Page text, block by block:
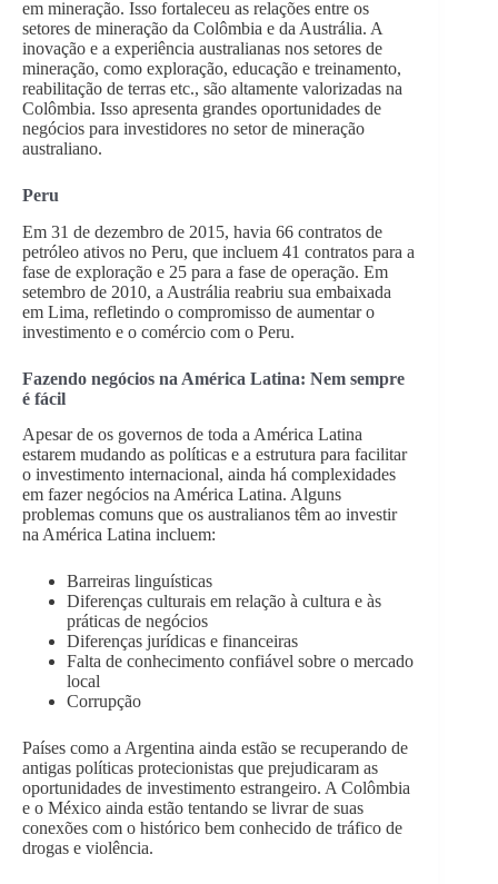
em mineração. Isso fortaleceu as relações entre os
setores de mineração da Colômbia e da Austrália. A
inovação e a experiência australianas nos setores de
mineração, como exploração, educação e treinamento,
reabilitação de terras etc., são altamente valorizadas na
Colômbia. Isso apresenta grandes oportunidades de
negócios para investidores no setor de mineração
australiano.
Peru
Em 31 de dezembro de 2015, havia 66 contratos de
petróleo ativos no Peru, que incluem 41 contratos para a
fase de exploração e 25 para a fase de operação. Em
setembro de 2010, a Austrália reabriu sua embaixada
em Lima, refletindo o compromisso de aumentar o
investimento e o comércio com o Peru.
Fazendo negócios na América Latina: Nem sempre
é fácil
Apesar de os governos de toda a América Latina
estarem mudando as políticas e a estrutura para facilitar
o investimento internacional, ainda há complexidades
em fazer negócios na América Latina. Alguns
problemas comuns que os australianos têm ao investir
na América Latina incluem:
Barreiras linguísticas
Diferenças culturais em relação à cultura e às
práticas de negócios
Diferenças jurídicas e financeiras
Falta de conhecimento confiável sobre o mercado
local
Corrupção
Países como a Argentina ainda estão se recuperando de
antigas políticas protecionistas que prejudicaram as
oportunidades de investimento estrangeiro. A Colômbia
e o México ainda estão tentando se livrar de suas
conexões com o histórico bem conhecido de tráfico de
drogas e violência.